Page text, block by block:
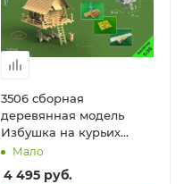
3506 сборная
деревянная модель
Избушка на курьих
ножках СВ Модель
Мало
4 495 руб.